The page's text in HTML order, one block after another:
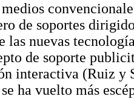
de soportes
las nuevas
de soporte
interactiva (Ruiz y
ha vuelto más